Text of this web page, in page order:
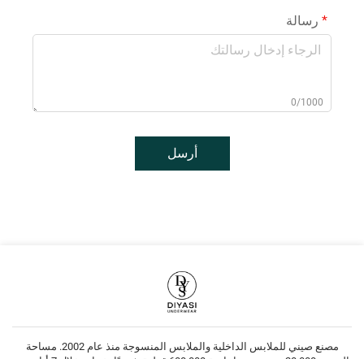
رسالة
0/1000
أرسل
مصنع صيني للملابس الداخلية والملابس المنسوجة منذ عام 2002. مساحة